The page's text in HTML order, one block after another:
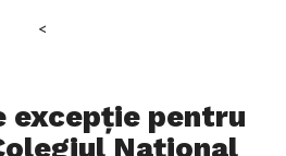
<
excepție pentru
Național